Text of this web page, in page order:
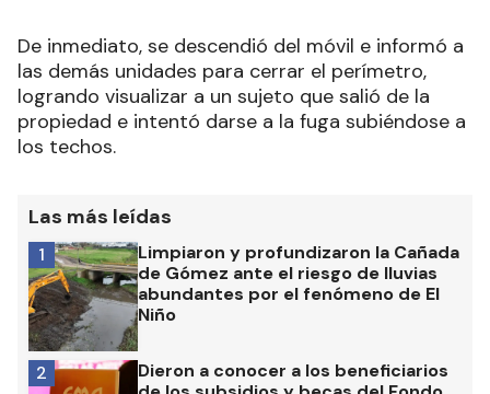
De inmediato, se descendió del móvil e informó a
las demás unidades para cerrar el perímetro,
logrando visualizar a un sujeto que salió de la
propiedad e intentó darse a la fuga subiéndose a
los techos.
Las más leídas
Limpiaron y profundizaron la Cañada
de Gómez ante el riesgo de lluvias
abundantes por el fenómeno de El
Niño
1
Dieron a conocer a los beneficiarios
2